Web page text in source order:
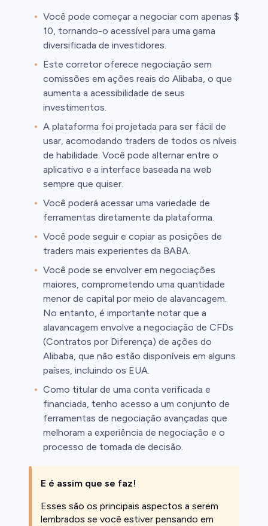
Você pode começar a negociar com apenas $
10, tornando-o acessível para uma gama
diversificada de investidores.
Este corretor oferece negociação sem
comissões em ações reais do Alibaba, o que
aumenta a acessibilidade de seus
investimentos.
A plataforma foi projetada para ser fácil de
usar, acomodando traders de todos os níveis
de habilidade. Você pode alternar entre o
aplicativo e a interface baseada na web
sempre que quiser.
Você poderá acessar uma variedade de
ferramentas diretamente da plataforma.
Você pode seguir e copiar as posições de
traders mais experientes da BABA.
Você pode se envolver em negociações
maiores, comprometendo uma quantidade
menor de capital por meio de alavancagem.
No entanto, é importante notar que a
alavancagem envolve a negociação de CFDs
(Contratos por Diferença) de ações do
Alibaba, que não estão disponíveis em alguns
países, incluindo os EUA.
Como titular de uma conta verificada e
financiada, tenho acesso a um conjunto de
ferramentas de negociação avançadas que
melhoram a experiência de negociação e o
processo de tomada de decisão.
E é assim que se faz!
Esses são os principais aspectos a serem
lembrados se você estiver pensando em